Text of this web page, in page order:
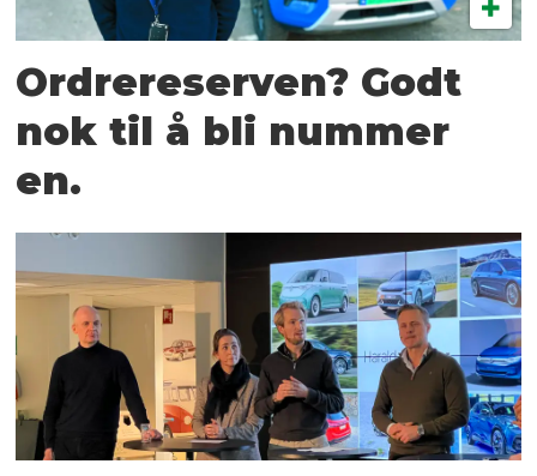
Ordrereserven? Godt
nok til å bli nummer
en.